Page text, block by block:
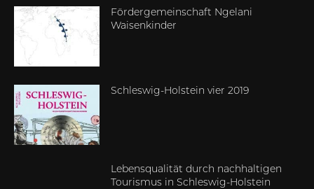
Fördergemeinschaft Ngelani
Waisenkinder
Schleswig-Holstein vier 2019
Lebensqualität durch nachhaltigen
Tourismus in Schleswig-Holstein